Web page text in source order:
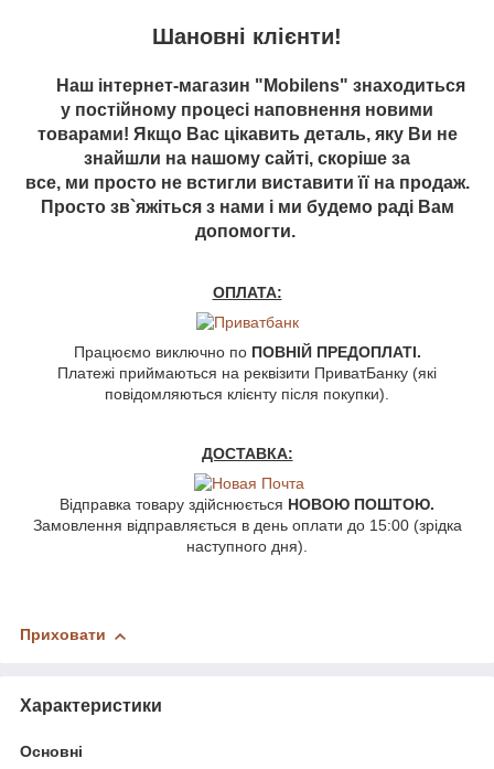
Шановні клієнти!
Наш інтернет-магазин "Mobilens" знаходиться
у постійному процесі наповнення новими
товарами! Якщо Вас цікавить деталь, яку Ви не
знайшли на нашому сайті, скоріше за
все, ми просто не встигли виставити її на продаж.
Просто зв`яжіться з нами і ми будемо раді Вам
допомогти.
ОПЛАТА:
Працюємо виключно по ПОВНІЙ ПРЕДОПЛАТІ.
Платежі приймаються на реквізити ПриватБанку (які
повідомляються клієнту після покупки).
ДОСТАВКА:
Відправка товару здійснюється НОВОЮ ПОШТОЮ.
Замовлення відправляється в день оплати до 15:00 (зрідка
наступного дня).
Приховати
Характеристики
Основні